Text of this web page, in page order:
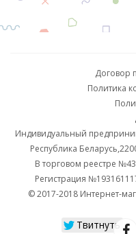
Договор
Политика
Индивидуальный
Республика
В торговом реестре
Регистрация
© 2017-2018 Интернет-
Твитнуть